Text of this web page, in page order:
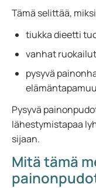
Tämä selittää,
tiukka dieetti
vanhat
pysyvä
Pysyvä
lähestymistapaa
sijaan.
Mitä tämä